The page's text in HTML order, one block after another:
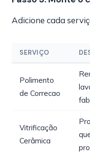
Adicione cada
SERVIÇO
Polimento
de Correcao
Vitrificação
Cerâmica